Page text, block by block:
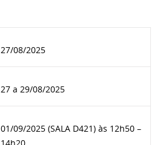
27/08/2025
27 a 29/08/2025
01/09/2025 (SALA D421) às 12h50 –